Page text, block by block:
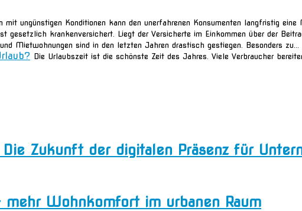
mit ungünstigen Konditionen kann den unerfahrenen Konsumenten langfristig eine
gesetzlich krankenversichert. Liegt der Versicherte im Einkommen über der
Mietwohnungen sind in den letzten Jahren drastisch gestiegen. Besonders zu...
Die Urlaubszeit ist die schönste Zeit des Jahres. Viele Verbraucher
Zukunft der digitalen Präsenz für
mehr Wohnkomfort im urbanen Raum